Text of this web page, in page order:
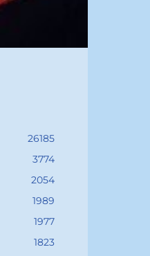
26185
3774
2054
1989
1977
1823